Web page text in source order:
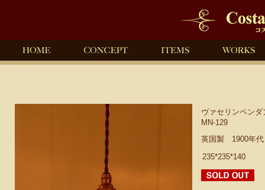
ヴァセリンペンダ
MN-129
英国製 1900年
235*235*140